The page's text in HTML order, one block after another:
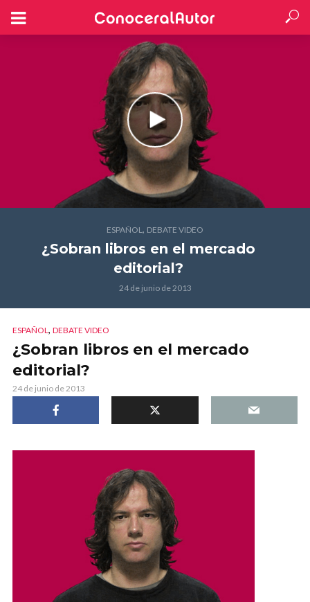
ESPAÑOL, DEBATE VIDEO
¿Sobran libros en el mercado
editorial?
24 de junio de 2013
ESPAÑOL, DEBATE VIDEO
¿Sobran libros en el mercado
editorial?
24 de junio de 2013